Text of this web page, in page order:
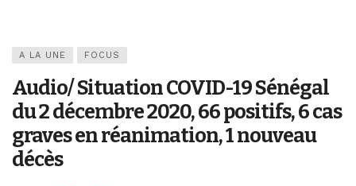
A LA UNE FOCUS
Audio/ Situation COVID-19 Sénégal
du 2 décembre 2020, 66 positifs, 6 cas
graves en réanimation, 1 nouveau
décès